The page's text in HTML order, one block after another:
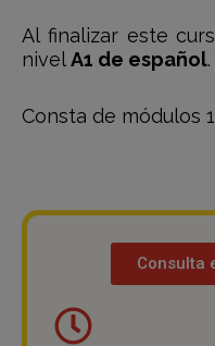
Al finalizar este
nivelA1 de español.
Consta de módulos
Consulta